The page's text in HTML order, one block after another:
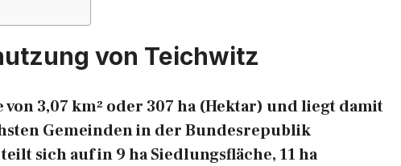
von Teichwitz
3,07 km² oder 307 ha (Hektar) und liegt damit
Gemeinden in der Bundesrepublik
sich auf in 9 ha Siedlungsfläche, 11 ha